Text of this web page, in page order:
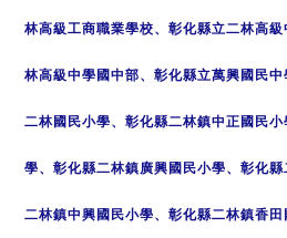
林高級工商職業學校、彰化縣立二林高
林高級中學國中部、彰化縣立萬興國民
二林國民小學、彰化縣二林鎮中正國民
學、彰化縣二林鎮廣興國民小學、彰化
二林鎮中興國民小學、彰化縣二林鎮香